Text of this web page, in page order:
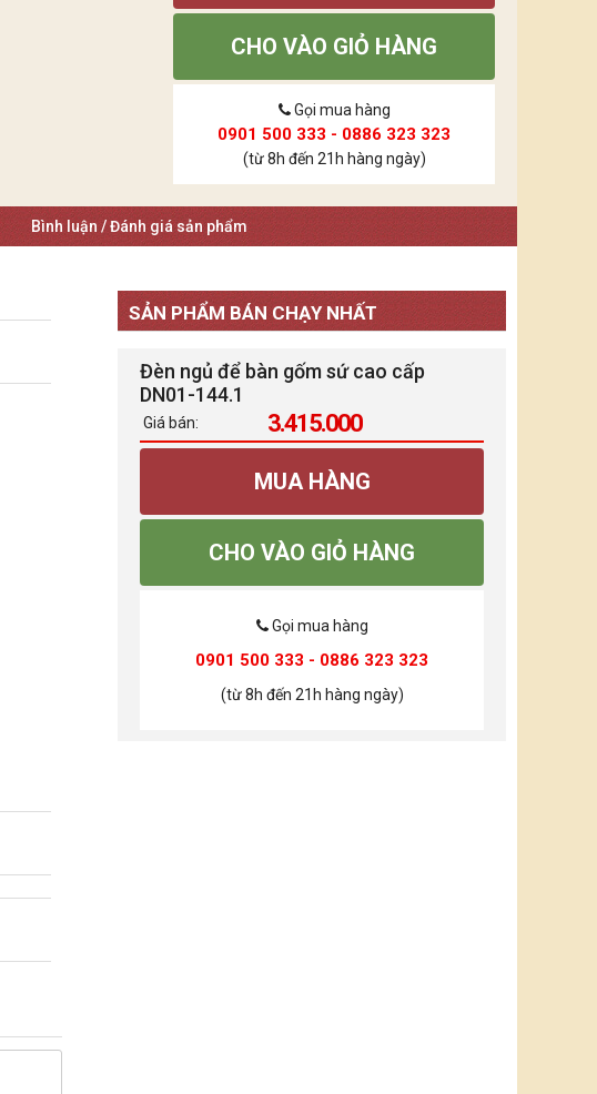
CHO VÀO GIỎ HÀNG
Gọi mua hàng
0901 500 333 - 0886 323 323
(từ 8h đến 21h hàng ngày)
Bình luận / Đánh giá sản phẩm
SẢN PHẨM BÁN CHẠY NHẤT
Đèn ngủ để bàn gốm sứ cao cấp
DN01-144.1
Giá bán: 3.415.000
MUA HÀNG
CHO VÀO GIỎ HÀNG
Gọi mua hàng
0901 500 333 - 0886 323 323
(từ 8h đến 21h hàng ngày)